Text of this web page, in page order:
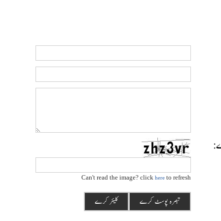
Can't read the image? click hereto refresh